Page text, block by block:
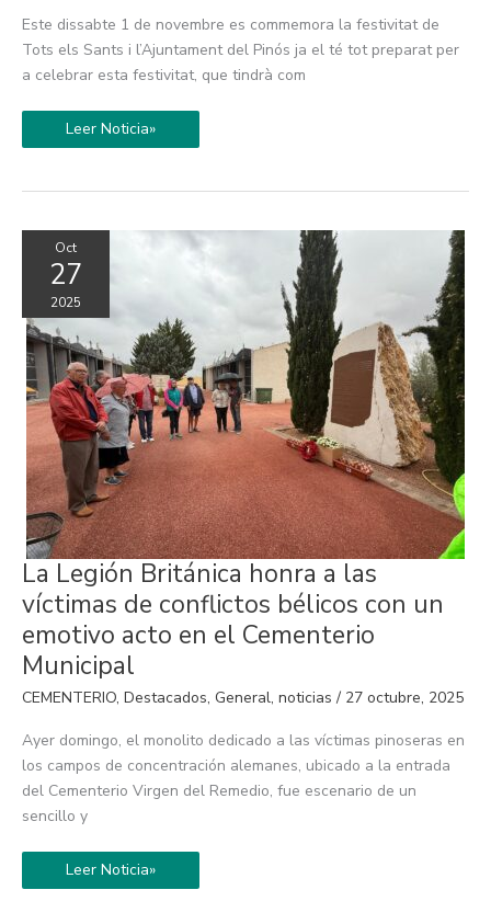
Este dissabte 1 de novembre es commemora la festivitat de
Tots els Sants i l’Ajuntament del Pinós ja el té tot preparat per
a celebrar esta festivitat, que tindrà com
se
la
seua
capacitat
amb
nous
nínxols
Leer Noticia»
Oct
27
2025
La Legión Británica honra a las
víctimas de conflictos bélicos con un
emotivo acto en el Cementerio
Municipal
CEMENTERIO, Destacados, General, noticias / 27 octubre, 2025
Ayer domingo, el monolito dedicado a las víctimas pinoseras en
los campos de concentración alemanes, ubicado a la entrada
del Cementerio Virgen del Remedio, fue escenario de un
sencillo y
La
Legión
Británica
honra
a
las
víctimas
de
conflictos
bélicos
un
emotivo
acto
en
el
Cementerio
Municipal
Leer Noticia»